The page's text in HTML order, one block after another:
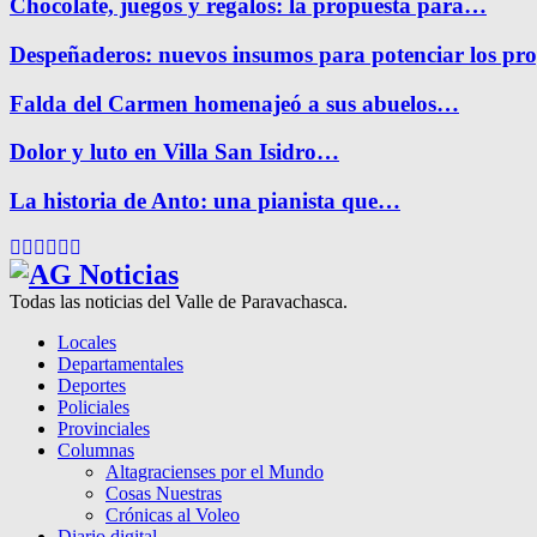
Chocolate, juegos y regalos: la propuesta para…
Despeñaderos: nuevos insumos para potenciar los
Falda del Carmen homenajeó a sus abuelos…
Dolor y luto en Villa San Isidro…
La historia de Anto: una pianista que…
Facebook
Twitter
Instagram
Pinterest
Google
Todas las noticias del Valle de Paravachasca.
Locales
Departamentales
Deportes
Policiales
Provinciales
Columnas
Altagracienses por el Mundo
Cosas Nuestras
Crónicas al Voleo